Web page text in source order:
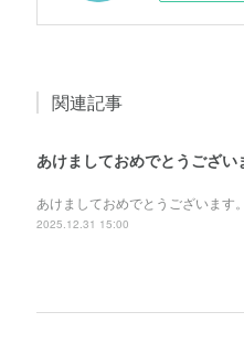
関連記事
あけましておめでとうござい
あけましておめでとうございます
2025.12.31 15:00